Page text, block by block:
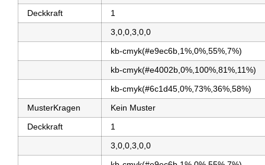
Deckkraft
1
3,0,0,3,0,0
kb-cmyk(#e9ec6b,1%,0%,55%,7%)
kb-cmyk(#e4002b,0%,100%,81%,11%)
kb-cmyk(#6c1d45,0%,73%,36%,58%)
MusterKragen
Kein Muster
Deckkraft
1
3,0,0,3,0,0